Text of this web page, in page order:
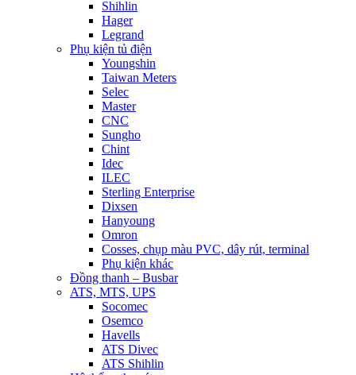
Shihlin
Hager
Legrand
Phụ kiện tủ điện
Youngshin
Taiwan Meters
Selec
Master
CNC
Sungho
Chint
Idec
ILEC
Sterling Enterprise
Dixsen
Hanyoung
Omron
Cosses, chụp màu PVC, dây rút, terminal
Phụ kiện khác
Đồng thanh – Busbar
ATS, MTS, UPS
Socomec
Osemco
Havells
ATS Divec
ATS Shihlin